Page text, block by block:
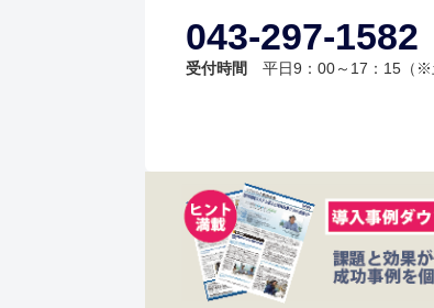
043-297-1582
受付時間 平日9：00～17：15（※